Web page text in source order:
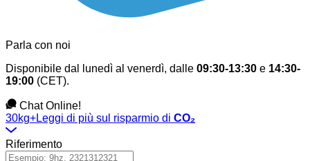
Parla con noi
Disponibile dal lunedì al venerdì, dalle 09:30-13:30 e 14:30-
19:00 (CET).
Chat Online!
30kg+Leggi di più sul risparmio di CO₂
Riferimento